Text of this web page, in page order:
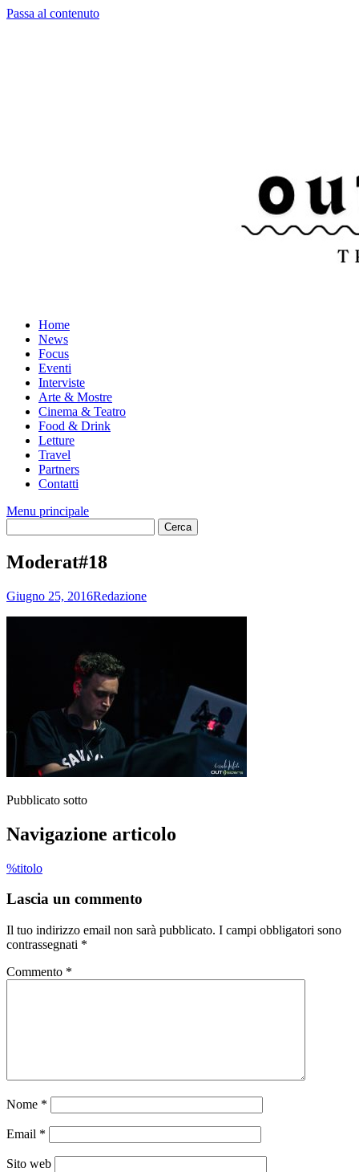
Passa al contenuto
Home
News
Focus
Eventi
Interviste
Arte & Mostre
Cinema & Teatro
Food & Drink
Letture
Travel
Partners
Contatti
Menu principale
Moderat#18
Giugno 25, 2016Redazione
Pubblicato sotto
Navigazione articolo
%titolo
Lascia un commento
Il tuo indirizzo email non sarà pubblicato. I campi obbligatori sono
contrassegnati *
Commento *
Nome *
Email *
Sito web